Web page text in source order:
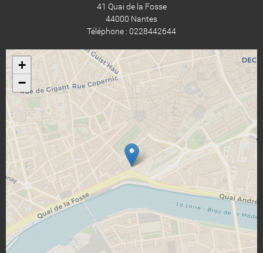
41 Quai de la Fosse
44000 Nantes
Téléphone : 0228442644
+
−